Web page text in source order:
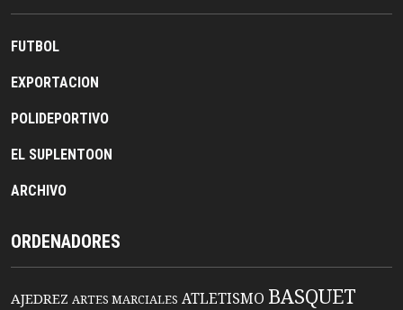
FUTBOL
EXPORTACION
POLIDEPORTIVO
EL SUPLENTOON
ARCHIVO
ORDENADORES
AJEDREZ ARTES MARCIALES ATLETISMO BASQUET